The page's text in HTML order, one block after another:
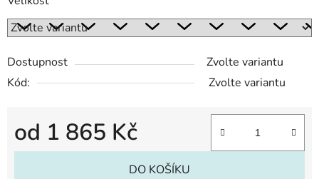
Dostupnost
Zvolte variantu
Kód:
Zvolte variantu
od 1 865 Kč
Měrná cena:
DO KOŠÍKU